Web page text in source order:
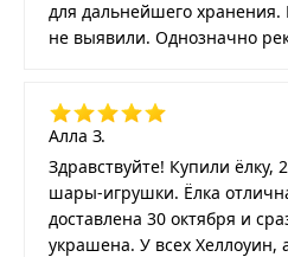
для дальнейшего хранения.
не выявили. Однозначно
Алла З.
Здравствуйте! Купили
шары-игрушки. Ёлка
доставлена 30 октября и
украшена. У всех Хеллоуин,